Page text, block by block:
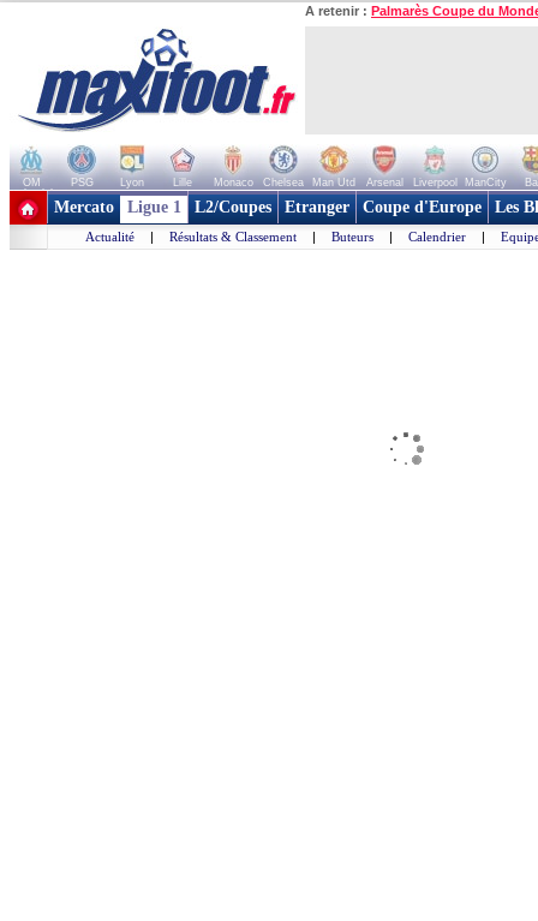
A retenir : Palmarès Coupe du
OM PSG Lyon Lille Monaco Chelsea Man Utd Arsenal Liverpool ManCity
+ de clubs
Mercato Ligue 1 L2/Coupes Etranger Coupe d'Europe Les
Actualité | Résultats & Classement | Buteurs | Calendrier |